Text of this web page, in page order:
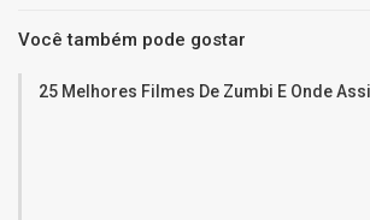
Você também pode gostar
25 Melhores Filmes De Zumbi E Onde